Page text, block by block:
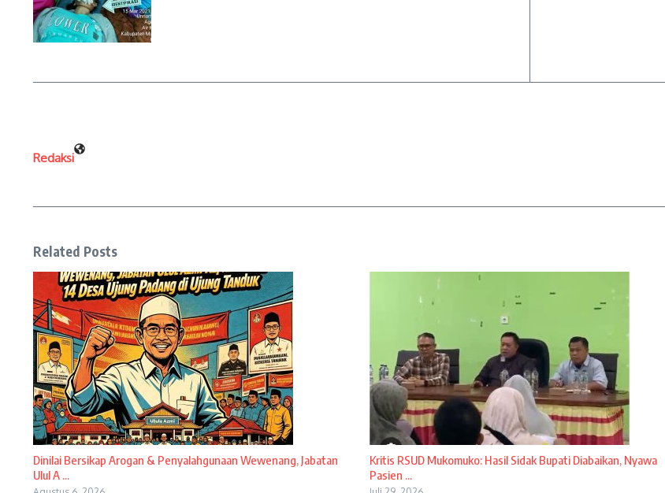
Redaksi
Related Posts
Dinilai Bersikap Arogan & Penyalahgunaan Wewenang, Jabatan
Ulul A ...
Kritis RSUD Mukomuko: Hasil Sidak Bupati Diabaikan, Nyawa
Pasien ...